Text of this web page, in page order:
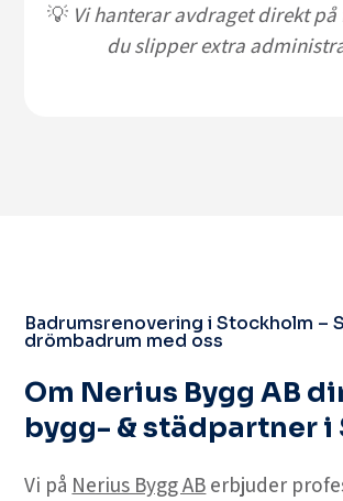
💡 Vi hanterar avdraget direkt
du slipper extra
Badrumsrenovering i Stockholm –
drömbadrum med oss
Om Nerius Bygg AB
bygg- & städpartner i
Vi på Nerius Bygg AB erbjuder